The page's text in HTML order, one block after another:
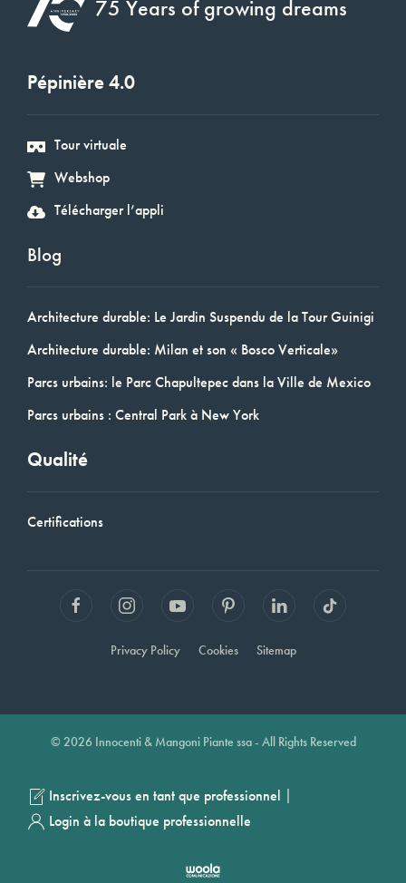
75 Years of growing dreams
Pépinière 4.0
Tour virtuale
Webshop
Télécharger l’appli
Blog
Architecture durable: Le Jardin Suspendu de la Tour Guinigi
Architecture durable: Milan et son « Bosco Verticale»
Parcs urbains: le Parc Chapultepec dans la Ville de Mexico
Parcs urbains : Central Park à New York
Qualité
Certifications
Privacy Policy Cookies Sitemap
© 2026 Innocenti & Mangoni Piante ssa - All Rights Reserved
Inscrivez-vous en tant que professionnel |
Login à la boutique professionnelle